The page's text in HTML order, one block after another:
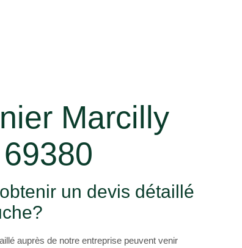
Marcilly
un devis détaillé
auprès de notre entreprise peuvent venir